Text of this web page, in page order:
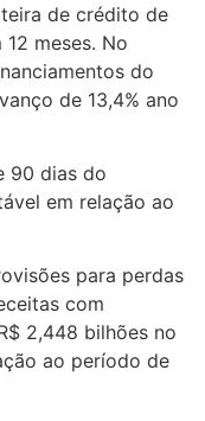
de crédito de
12 meses. No
do
de 13,4% ano
90 dias do
em relação ao
para perdas
com
2,448 bilhões no
ao período de